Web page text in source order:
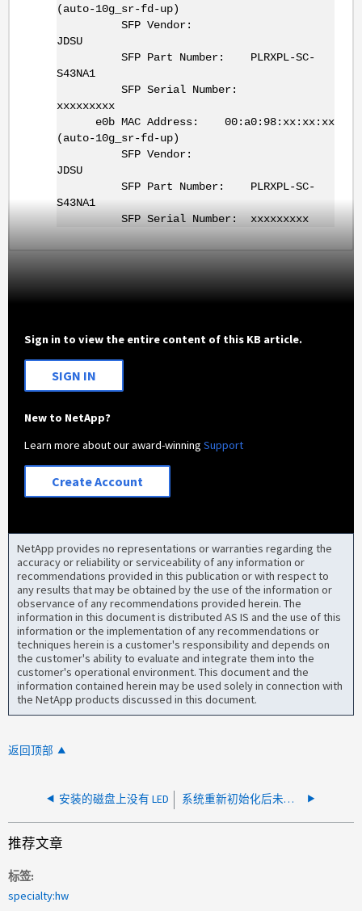
(auto-10g_sr-fd-up)
SFP Vendor:
JDSU
SFP Part Number: PLRXPL-SC-
S43NA1
SFP Serial Number:
xxxxxxxxx
e0b MAC Address: 00:a0:98:xx:xx:xx
(auto-10g_sr-fd-up)
SFP Vendor:
JDSU
SFP Part Number: PLRXPL-SC-
S43NA1
SFP Serial Number: xxxxxxxxx
Sign in to view the entire content of this KB article.
SIGN IN
New to NetApp?
Learn more about our award-winningSupport
Create Account
NetApp provides no representations or warranties regarding the
accuracy or reliability or serviceability of any information or
recommendations provided in this publication or with respect to
any results that may be obtained by the use of the information or
observance of any recommendations provided herein. The
information in this document is distributed AS IS and the use of this
information or the implementation of any recommendations or
techniques herein is a customer's responsibility and depends on
the customer's ability to evaluate and integrate them into the
customer's operational environment. This document and the
information contained herein may be used solely in connection with
the NetApp products discussed in this document.
返回顶部
安装的磁盘上没有 LED 系统重新初始化后未找到本地磁盘
推荐文章
标签
specialty:hw